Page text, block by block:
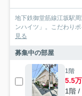
地下鉄御堂筋線江坂駅
ンハイツ」。こだわり
見る
募集中の部屋
1階
5.5
1階 /